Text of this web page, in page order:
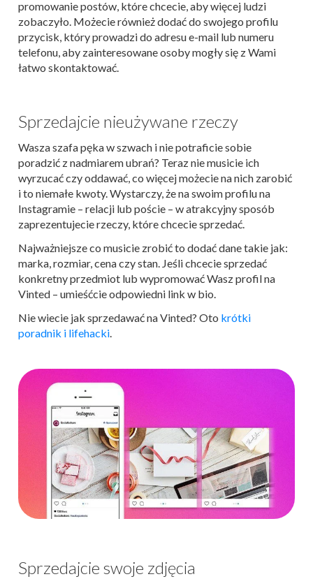
promowanie postów, które chcecie, aby więcej ludzi
zobaczyło. Możecie również dodać do swojego profilu
przycisk, który prowadzi do adresu e-mail lub numeru
telefonu, aby zainteresowane osoby mogły się z Wami
łatwo skontaktować.
Sprzedajcie nieużywane rzeczy
Wasza szafa pęka w szwach i nie potraficie sobie
poradzić z nadmiarem ubrań? Teraz nie musicie ich
wyrzucać czy oddawać, co więcej możecie na nich zarobić
i to niemałe kwoty. Wystarczy, że na swoim profilu na
Instagramie – relacji lub poście – w atrakcyjny sposób
zaprezentujecie rzeczy, które chcecie sprzedać.
Najważniejsze co musicie zrobić to dodać dane takie jak:
marka, rozmiar, cena czy stan. Jeśli chcecie sprzedać
konkretny przedmiot lub wypromować Wasz profil na
Vinted – umieśćcie odpowiedni link w bio.
Nie wiecie jak sprzedawać na Vinted? Oto krótki
poradnik i lifehacki.
Sprzedajcie swoje zdjęcia